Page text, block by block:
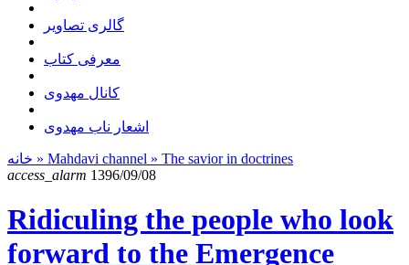
گالری تصاویر
معرفی کتاب
کانال مهدوی
اشعار ناب مهدوی
» Mahdavi channel » The savior in doctrines
access_alarm 1396/09/08
Ridiculing the people who look
forward to the Emergence